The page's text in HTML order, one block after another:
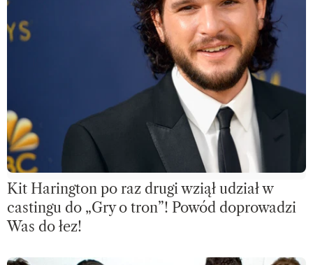
Kit Harington po raz drugi wziął udział w
castingu do „Gry o tron”! Powód doprowadzi
Was do łez!